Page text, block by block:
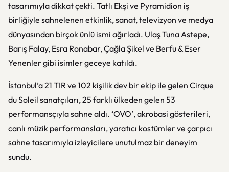
tasarımıyla dikkat çekti. Tatlı Ekşi ve Pyramidion iş
birliğiyle sahnelenen etkinlik, sanat, televizyon ve medya
dünyasından birçok ünlü ismi ağırladı. Ulaş Tuna Astepe,
Barış Falay, Esra Ronabar, Çağla Şikel ve Berfu & Eser
Yenenler gibi isimler geceye katıldı.
İstanbul’a 21 TIR ve 102 kişilik dev bir ekip ile gelen Cirque
du Soleil sanatçıları, 25 farklı ülkeden gelen 53
performansçıyla sahne aldı. ‘OVO’, akrobasi gösterileri,
canlı müzik performansları, yaratıcı kostümler ve çarpıcı
sahne tasarımıyla izleyicilere unutulmaz bir deneyim
sundu.